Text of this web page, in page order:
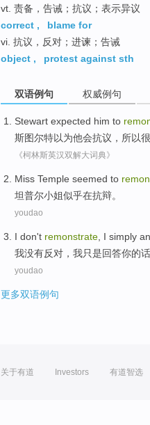
vt. 责备，告诫；抗议；表示异议
correct ,
blame for
vi. 抗议，反对；进谏；告诫
object , protest against sth
双语例句 权威例句
Stewart expected him to
斯图尔特以为他会抗议， 所以很
《柯林斯英汉双解大词典》
Miss Temple seemed to
坦普尔小姐似乎在抗辩。
youdao
I don't remonstrate , I simply
我没有反对 ，我只是回答你的话
youdao
更多双语例句
关于有道 Investors 有道智选